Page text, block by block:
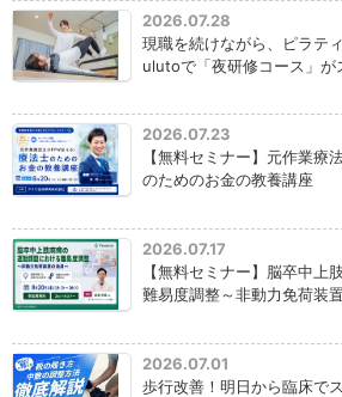
2026.07.28
現職を続けながら、ピラテ
ulutoで「夜研修コース」が
2026.07.23
【無料セミナー】元作業療
のためのお金の教養講座
2026.07.17
【無料セミナー】脳卒中上
難易度調整～非動力免荷装
2026.07.01
歩行改善！明日から臨床で